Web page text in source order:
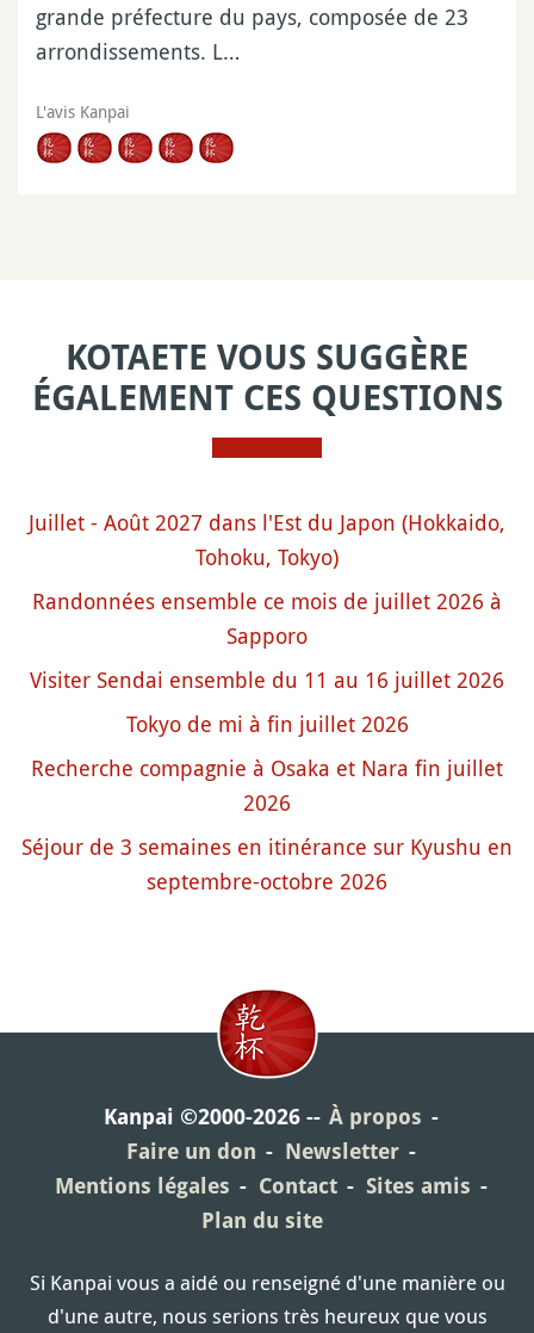
grande préfecture du pays, composée de 23
arrondissements. L…
L'avis Kanpai
KOTAETE VOUS SUGGÈRE
ÉGALEMENT CES QUESTIONS
Juillet - Août 2027 dans l'Est du Japon (Hokkaido,
Tohoku, Tokyo)
Randonnées ensemble ce mois de juillet 2026 à
Sapporo
Visiter Sendai ensemble du 11 au 16 juillet 2026
Tokyo de mi à fin juillet 2026
Recherche compagnie à Osaka et Nara fin juillet
2026
Séjour de 3 semaines en itinérance sur Kyushu en
septembre-octobre 2026
Kanpai ©2000-2026
À propos
Faire un don
Newsletter
Mentions légales
Contact
Sites amis
Plan du site
Si Kanpai vous a aidé ou renseigné d'une manière ou
d'une autre, nous serions très heureux que vous